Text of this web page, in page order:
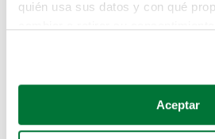
quién usa sus datos y con qué
Si lo permite, también quisiéramos:
Recopilar información sobre
Aceptar
buscando en alguno de estos
Coches de segunda mano
Coches de km0